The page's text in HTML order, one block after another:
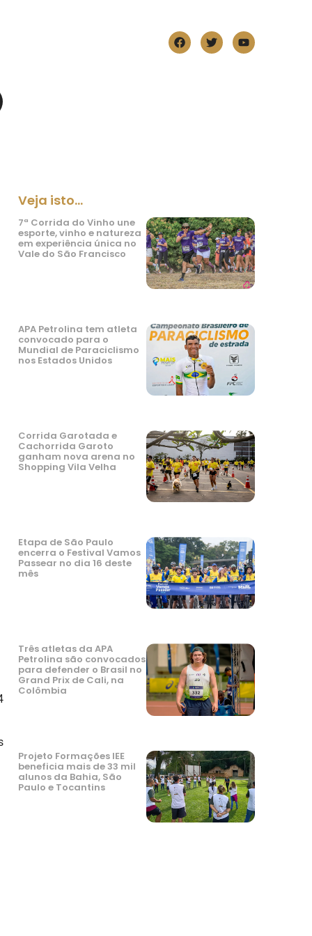
Veja isto...
7ª Corrida do Vinho une
esporte, vinho e natureza
em experiência única no
Vale do São Francisco
APA Petrolina tem atleta
convocado para o
Mundial de Paraciclismo
nos Estados Unidos
Corrida Garotada e
Cachorrida Garoto
ganham nova arena no
Shopping Vila Velha
Etapa de São Paulo
encerra o Festival Vamos
Passear no dia 16 deste
mês
Três atletas da APA
Petrolina são convocados
para defender o Brasil no
Grand Prix de Cali, na
Colômbia
Projeto Formações IEE
beneficia mais de 33 mil
alunos da Bahia, São
Paulo e Tocantins